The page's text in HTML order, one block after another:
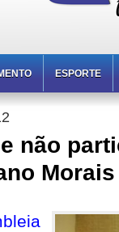
ESPORTE
não